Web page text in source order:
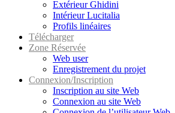
Extérieur Ghidini
Intérieur Lucitalia
Profils linéaires
Télécharger
Zone Réservée
Web user
Enregistrement du projet
Connexion/Inscription
Inscription au site Web
Connexion au site Web